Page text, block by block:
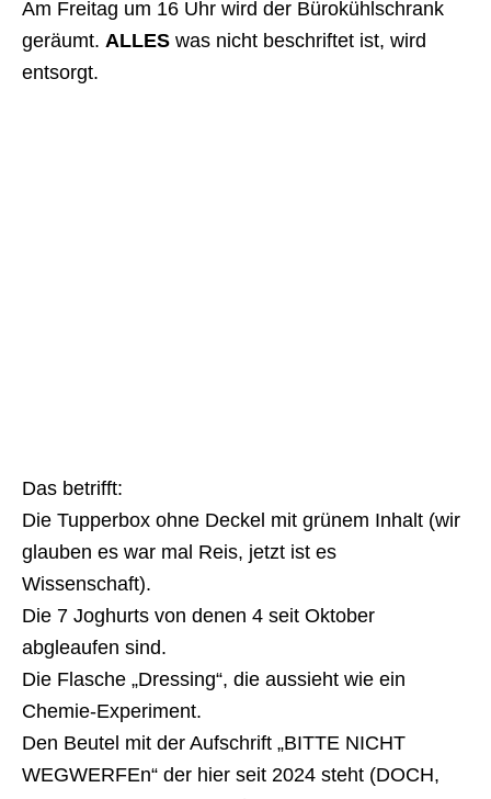
Am Freitag um 16 Uhr wird der Bürokühlschrank
geräumt. ALLES was nicht beschriftet ist, wird
entsorgt.
Das betrifft:
Die Tupperbox ohne Deckel mit grünem Inhalt (wir
glauben es war mal Reis, jetzt ist es
Wissenschaft).
Die 7 Joghurts von denen 4 seit Oktober
abgleaufen sind.
Die Flasche „Dressing“, die aussieht wie ein
Chemie-Experiment.
Den Beutel mit der Aufschrift „BITTE NICHT
WEGWERFEn“ der hier seit 2024 steht (DOCH,